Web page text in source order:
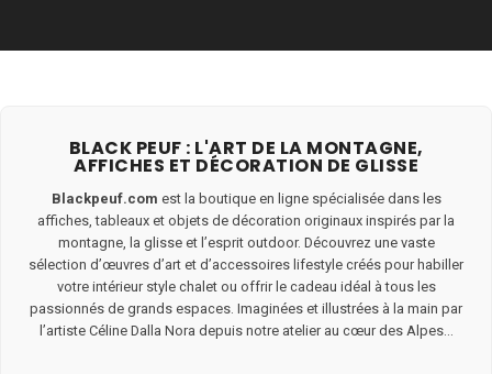
BLACK PEUF : L'ART DE LA MONTAGNE,
AFFICHES ET DÉCORATION DE GLISSE
Blackpeuf.com est la boutique en ligne spécialisée dans les
affiches, tableaux et objets de décoration originaux inspirés par la
montagne, la glisse et l’esprit outdoor. Découvrez une vaste
sélection d’œuvres d’art et d’accessoires lifestyle créés pour habiller
votre intérieur style chalet ou offrir le cadeau idéal à tous les
passionnés de grands espaces. Imaginées et illustrées à la main par
l’artiste Céline Dalla Nora depuis notre atelier au cœur des Alpes...